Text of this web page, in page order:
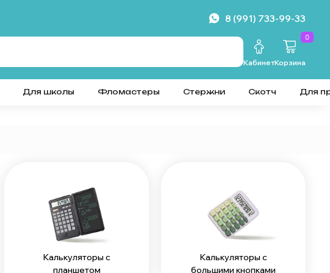
8 (991) 733-99-33
КабинетКорзина
0
Для школы Фломастеры Стержни Скотч Для
Калькуляторы с
планшетом
Калькуляторы с
большими кнопками